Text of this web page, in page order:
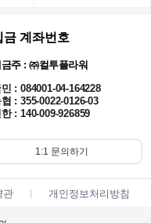
금 계좌번호
주 : ㈜컬투플라워
: 084001-04-164228
: 355-0022-0126-03
: 140-009-926859
1:1 문의하기
관 개인정보처리방침